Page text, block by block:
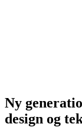
Ny
design og